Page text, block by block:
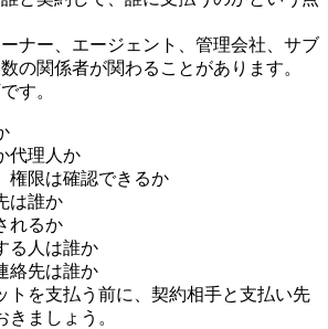
ナー、エージェント、管理会社、サブ
の関係者が関わることがあります。
す。
代理人か
権限は確認できるか
は誰か
れるか
る人は誰か
絡先は誰か
トを支払う前に、契約相手と支払い先
きましょう。